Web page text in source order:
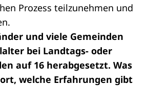
Prozess teilzunehmen und
und viele Gemeinden
bei Landtags- oder
auf 16 herabgesetzt. Was
welche Erfahrungen gibt